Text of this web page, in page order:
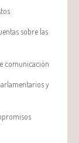
sobre las
comunicación
y